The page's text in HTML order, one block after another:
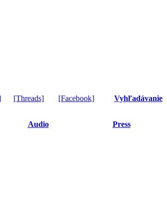
[Threads] [Facebook] Vyhľadávanie
Audio Press